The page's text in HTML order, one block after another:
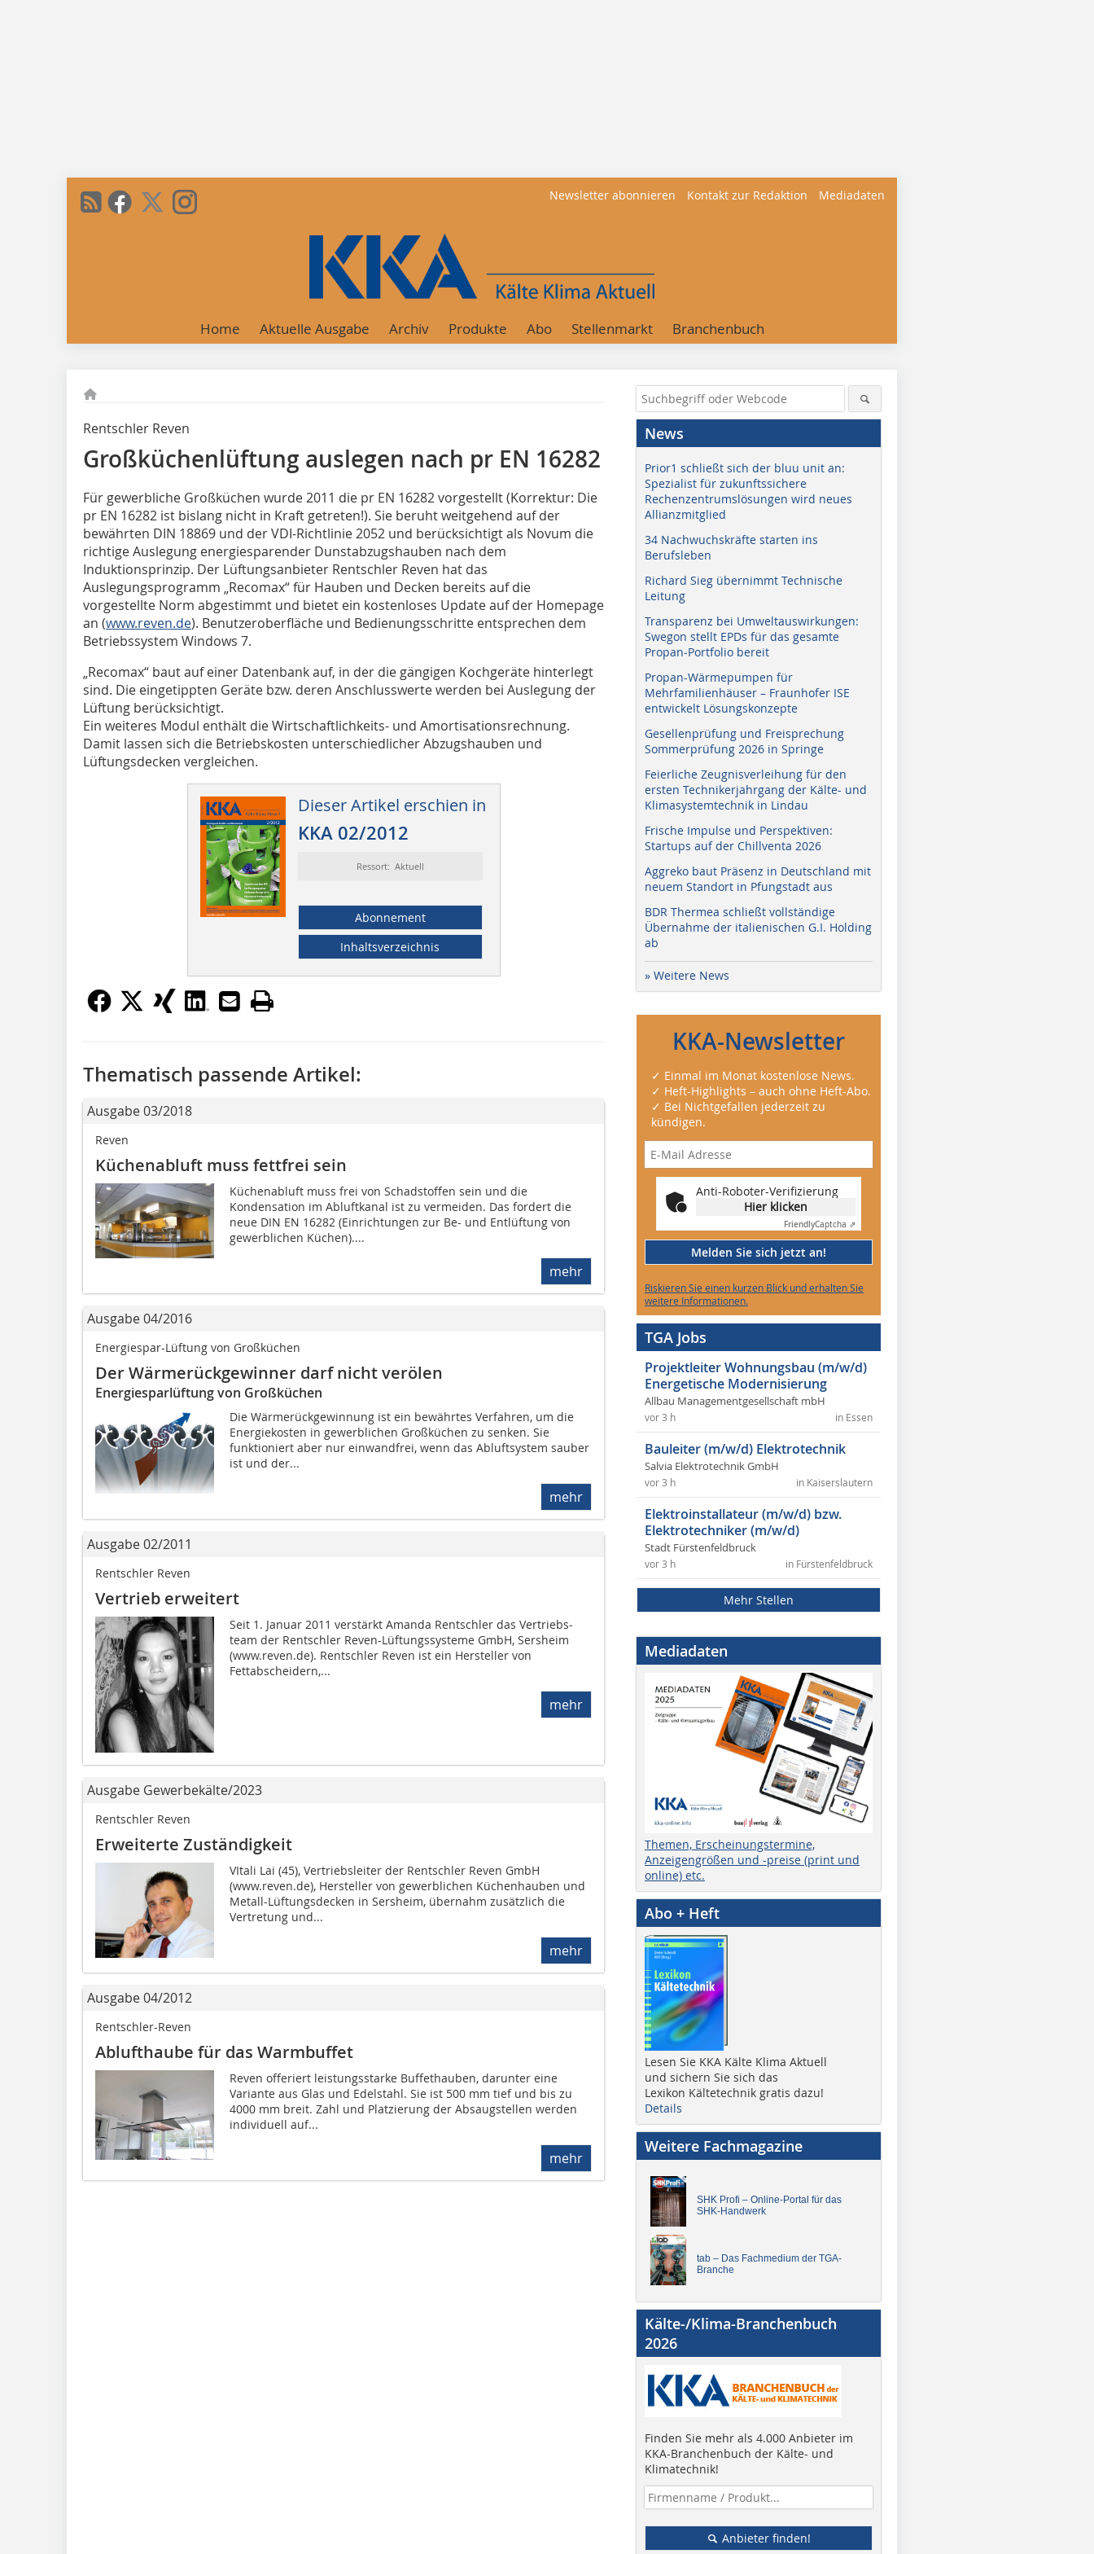
Newsletter abonnieren Kontakt zur Redaktion Mediadaten
Home Aktuelle Ausgabe Archiv Produkte Abo Stellenmarkt Branchenbuch
Rentschler Reven
Großküchenlüftung auslegen nach pr EN 16282
Für gewerbliche Großküchen wurde 2011 die pr EN 16282 vorgestellt (Korrektur: Die
pr EN 16282 ist bislang nicht in Kraft getreten!). Sie beruht weitgehend auf der
bewährten DIN 18869 und der VDI-Richtlinie 2052 und berücksichtigt als Novum die
richtige Auslegung energiesparender Dunstabzugshauben nach dem
Induktionsprinzip. Der Lüftungsanbieter Rentschler Reven hat das
Auslegungsprogramm „Recomax“ für Hauben und Decken bereits auf die
vorgestellte Norm abgestimmt und bietet ein kostenloses Update auf der Homepage
an (www.reven.de). Benutzeroberfläche und Bedienungsschritte entsprechen dem
Betriebssystem Windows 7.
„Recomax“ baut auf einer Datenbank auf, in der die gängigen Kochgeräte hinterlegt
sind. Die eingetippten Geräte bzw. deren Anschlusswerte werden bei Auslegung der
Lüftung berücksichtigt.
Ein weiteres Modul enthält die Wirtschaftlichkeits- und Amortisationsrechnung.
Damit lassen sich die Betriebskosten unterschiedlicher Abzugshauben und
Lüftungsdecken vergleichen.
Dieser Artikel erschien in
KKA 02/2012
Ressort: Aktuell
Abonnement
Inhaltsverzeichnis
Thematisch passende Artikel:
Ausgabe 03/2018
Reven
Küchenabluft muss fettfrei sein
Küchenabluft muss frei von Schadstoffen sein und die
Kondensation im Abluftkanal ist zu vermeiden. Das fordert die
neue DIN EN 16282 (Einrichtungen zur Be- und Entlüftung von
gewerblichen Küchen)....
mehr
Ausgabe 04/2016
Energiespar-Lüftung von Großküchen
Der Wärmerückgewinner darf nicht verölen
Energiesparlüftung von Großküchen
Die Wärmerückgewinnung ist ein bewährtes Verfahren, um die
Energiekosten in gewerblichen Großküchen zu senken. Sie
funktioniert aber nur einwandfrei, wenn das Abluftsystem sauber
ist und der...
mehr
Ausgabe 02/2011
Rentschler Reven
Vertrieb erweitert
Seit 1. Januar 2011 verstärkt Amanda Rentschler das Vertriebs­
team der Rentschler Reven-Lüftungssysteme GmbH, Sersheim
(www.reven.de). Rentschler Reven ist ein Hersteller von
Fettabscheidern,...
mehr
Ausgabe Gewerbekälte/2023
Rentschler Reven
Erweiterte Zuständigkeit
VItali Lai (45), Vertriebsleiter der Rentschler Reven GmbH
(www.reven.de), Hersteller von gewerblichen Küchenhauben und
Metall-Lüftungsdecken in Sersheim, übernahm zusätzlich die
Vertretung und...
mehr
Ausgabe 04/2012
Rentschler-Reven
Ablufthaube für das Warmbuffet
Reven offeriert leistungsstarke Buffethauben, darunter eine
Variante aus Glas und Edelstahl. Sie ist 500 mm tief und bis zu
4000 mm breit. Zahl und Platzierung der Absaugstellen werden
individuell auf...
mehr
News
Prior1 schließt sich der bluu unit an:
Spezialist für zukunftssichere
Rechenzentrumslösungen wird neues
Allianzmitglied
34 Nachwuchskräfte starten ins
Berufsleben
Richard Sieg übernimmt Technische
Leitung
Transparenz bei Umweltauswirkungen:
Swegon stellt EPDs für das gesamte
Propan-Portfolio bereit
Propan-Wärmepumpen für
Mehrfamilienhäuser – Fraunhofer ISE
entwickelt Lösungskonzepte
Gesellenprüfung und Freisprechung
Sommerprüfung 2026 in Springe
Feierliche Zeugnisverleihung für den
ersten Technikerjahrgang der Kälte- und
Klimasystemtechnik in Lindau
Frische Impulse und Perspektiven:
Startups auf der Chillventa 2026
Aggreko baut Präsenz in Deutschland mit
neuem Standort in Pfungstadt aus
BDR Thermea schließt vollständige
Übernahme der italienischen G.I. Holding
ab
» Weitere News
KKA-Newsletter
✓ Einmal im Monat kostenlose News.
✓ Heft-Highlights – auch ohne Heft-Abo.
✓ Bei Nichtgefallen jederzeit zu
kündigen.
Anti-Roboter-Verifizierung
Hier klicken
FriendlyCaptcha ⇗
Melden Sie sich jetzt an!
Riskieren Sie einen kurzen Blick und erhalten Sie
weitere Informationen.
TGA Jobs
Projektleiter Wohnungsbau (m/w/d)
Energetische Modernisierung
Allbau Managementgesellschaft mbH
in Essen
vor 3 h
Bauleiter (m/w/d) Elektrotechnik
Salvia Elektrotechnik GmbH
in Kaiserslautern
vor 3 h
Elektroinstallateur (m/w/d) bzw.
Elektrotechniker (m/w/d)
Stadt Fürstenfeldbruck
in Fürstenfeldbruck
vor 3 h
Mehr Stellen
Mediadaten
Themen, Erscheinungstermine,
Anzeigengrößen und -preise (print und
online) etc.
Abo + Heft
Lesen Sie KKA Kälte Klima Aktuell
und sichern Sie sich das
Lexikon Kältetechnik gratis dazu!
Details
Weitere Fachmagazine
SHK Profi – Online-Portal für das
SHK-Handwerk
tab – Das Fachmedium der TGA-
Branche
Kälte-/Klima-Branchenbuch
2026
Finden Sie mehr als 4.000 Anbieter im
KKA-Branchenbuch der Kälte- und
Klimatechnik!
Anbieter finden!